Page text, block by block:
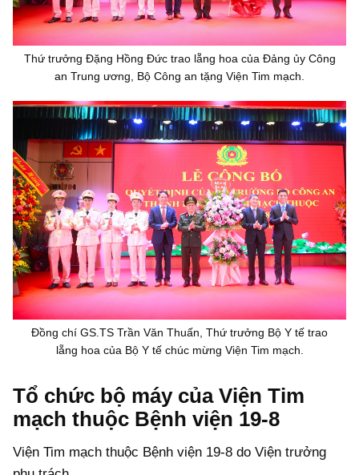
Thứ trưởng Đặng Hồng Đức trao lẵng hoa của Đảng ủy Công
an Trung ương, Bộ Công an tặng Viện Tim mạch.
Đồng chí GS.TS Trần Văn Thuấn, Thứ trưởng Bộ Y tế trao
lẵng hoa của Bộ Y tế chúc mừng Viện Tim mạch.
Tổ chức bộ máy của Viện Tim
mạch thuộc Bệnh viện 19-8
Viện Tim mạch thuộc Bệnh viện 19-8 do Viện trưởng